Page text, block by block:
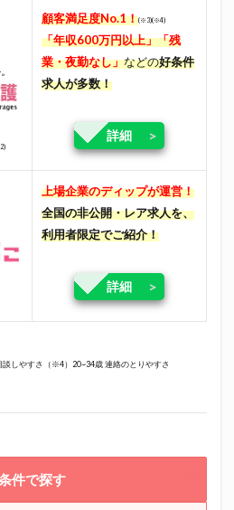
顧客満足度No.1！(※3)(※4)
「年収600万円以上」「残
業・夜勤なし」などの好条件
求人が多数！
詳細
上場企業のディップが運営！
全国の非公開・レア求人を、
利用者限定でご紹介！
詳細
しやすさ（※4）20~34歳 連絡のとりやすさ
件で探す